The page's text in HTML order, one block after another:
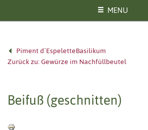
MENU
Piment d´EspeletteBasilikum
Zurück zu: Gewürze im Nachfüllbeutel
Beifuß (geschnitten)